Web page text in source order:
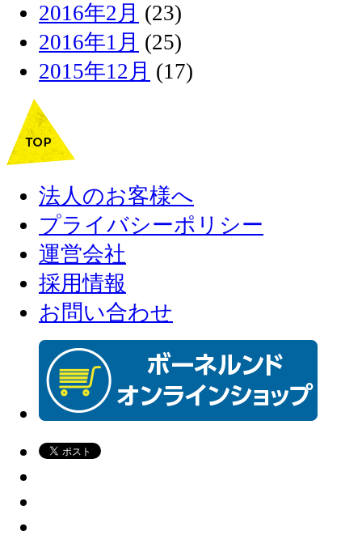
2016年2月 (23)
2016年1月 (25)
2015年12月 (17)
法人のお客様へ
プライバシーポリシー
運営会社
採用情報
お問い合わせ